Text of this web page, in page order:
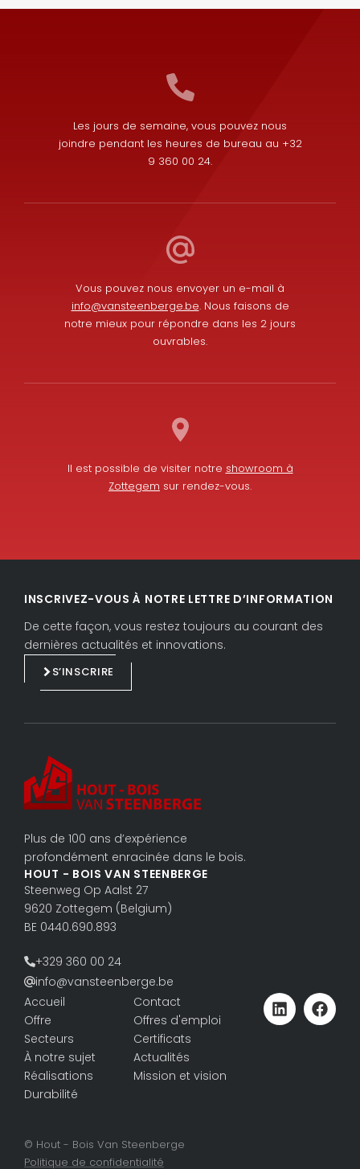
Les jours de semaine, vous pouvez nous
joindre pendant les heures de bureau au +32
9 360 00 24.
Vous pouvez nous envoyer un e-mail à
info@vansteenberge.be. Nous faisons de
notre mieux pour répondre dans les 2 jours
ouvrables.
Il est possible de visiter notre showroom à
Zottegem sur rendez-vous.
INSCRIVEZ-VOUS À NOTRE LETTRE D’INFORMATION
De cette façon, vous restez toujours au courant des
dernières actualités et innovations.
S’INSCRIRE
Plus de 100 ans d’expérience
profondément enracinée dans le bois.
HOUT - BOIS VAN STEENBERGE
Steenweg Op Aalst 27
9620 Zottegem (Belgium)
BE 0440.690.893
+329 360 00 24
info@vansteenberge.be
Accueil
Offre
Secteurs
À notre sujet
Réalisations
Durabilité
Contact
Offres d'emploi
Certificats
Actualités
Mission et vision
n
k
c
e
© Hout - Bois Van Steenberge
Politique de confidentialité